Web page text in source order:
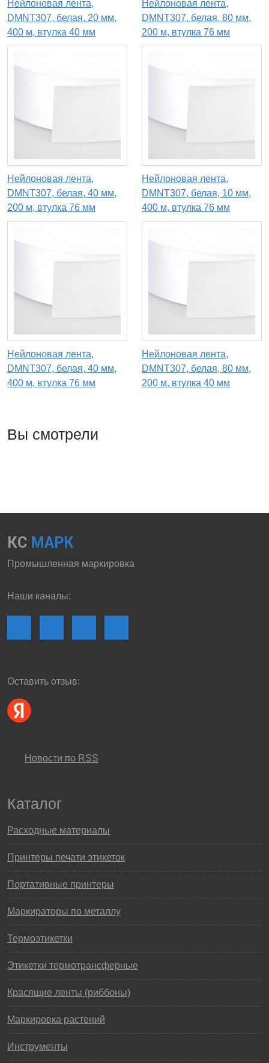
Нейлоновая лента,
DMNT307, белая, 20 мм,
400 м, втулка 40 мм
Нейлоновая лента,
DMNT307, белая, 80 мм,
200 м, втулка 76 мм
Нейлоновая лента,
DMNT307, белая, 40 мм,
200 м, втулка 76 мм
Нейлоновая лента,
DMNT307, белая, 10 мм,
400 м, втулка 76 мм
Нейлоновая лента,
DMNT307, белая, 40 мм,
400 м, втулка 76 мм
Нейлоновая лента,
DMNT307, белая, 80 мм,
200 м, втулка 40 мм
Вы смотрели
КС МАРК
Промышленная маркировка
Наши каналы:
Оставить отзыв:
Новости по RSS
Каталог
Расходные материалы
Принтеры печати этикеток
Портативные принтеры
Маркираторы по металлу
Термоэтикетки
Этикетки термотрансферные
Красящие ленты (риббоны)
Маркировка растений
Инструменты